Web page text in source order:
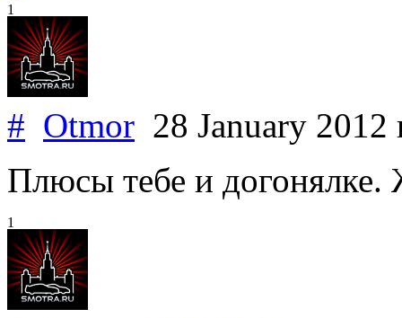
1
# Otmor 28 January 2012
Плюсы тебе и догонялке.
1